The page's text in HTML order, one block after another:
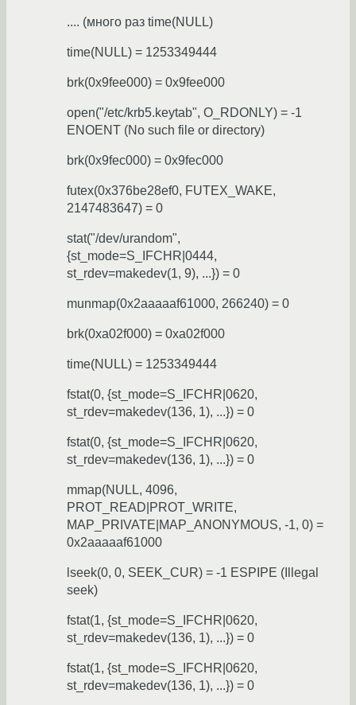
.... (много раз time(NULL)
time(NULL) = 1253349444
brk(0x9fee000) = 0x9fee000
open("/etc/krb5.keytab", O_RDONLY) = -1
ENOENT (No such file or directory)
brk(0x9fec000) = 0x9fec000
futex(0x376be28ef0, FUTEX_WAKE,
2147483647) = 0
stat("/dev/urandom",
{st_mode=S_IFCHR|0444,
st_rdev=makedev(1, 9), ...}) = 0
munmap(0x2aaaaaf61000, 266240) = 0
brk(0xa02f000) = 0xa02f000
time(NULL) = 1253349444
fstat(0, {st_mode=S_IFCHR|0620,
st_rdev=makedev(136, 1), ...}) = 0
fstat(0, {st_mode=S_IFCHR|0620,
st_rdev=makedev(136, 1), ...}) = 0
mmap(NULL, 4096,
PROT_READ|PROT_WRITE,
MAP_PRIVATE|MAP_ANONYMOUS, -1, 0) =
0x2aaaaaf61000
lseek(0, 0, SEEK_CUR) = -1 ESPIPE (Illegal
seek)
fstat(1, {st_mode=S_IFCHR|0620,
st_rdev=makedev(136, 1), ...}) = 0
fstat(1, {st_mode=S_IFCHR|0620,
st_rdev=makedev(136, 1), ...}) = 0